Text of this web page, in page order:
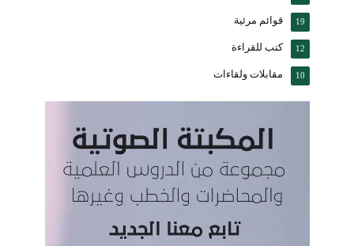
قوائم مرئية 19
كتب للقراءة 12
مقابلات ولقاءات 10